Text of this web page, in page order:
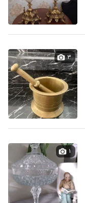
۳
۱